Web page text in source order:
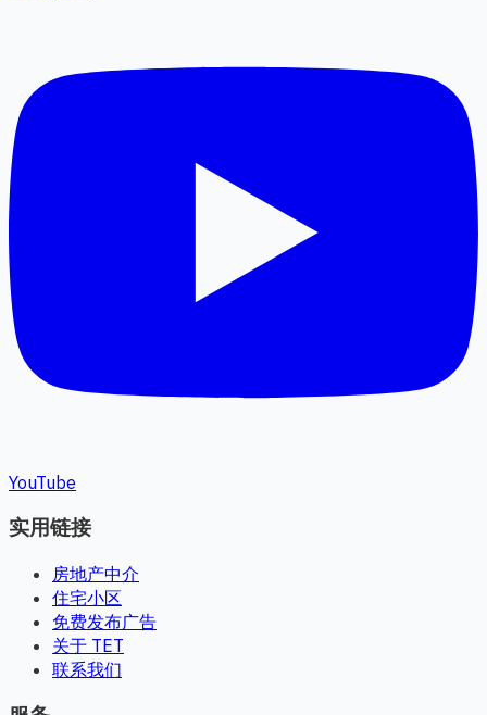
YouTube
实用链接
房地产中介
住宅小区
免费发布广告
关于 TET
联系我们